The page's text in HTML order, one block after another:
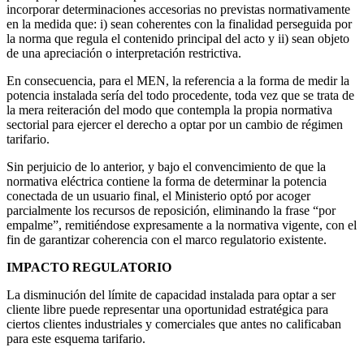
incorporar determinaciones accesorias no previstas normativamente
en la medida que: i) sean coherentes con la finalidad perseguida por
la norma que regula el contenido principal del acto y ii) sean objeto
de una apreciación o interpretación restrictiva.
En consecuencia, para el MEN, la referencia a la forma de medir la
potencia instalada sería del todo procedente, toda vez que se trata de
la mera reiteración del modo que contempla la propia normativa
sectorial para ejercer el derecho a optar por un cambio de régimen
tarifario.
Sin perjuicio de lo anterior, y bajo el convencimiento de que la
normativa eléctrica contiene la forma de determinar la potencia
conectada de un usuario final, el Ministerio optó por acoger
parcialmente los recursos de reposición, eliminando la frase “por
empalme”, remitiéndose expresamente a la normativa vigente, con el
fin de garantizar coherencia con el marco regulatorio existente.
IMPACTO REGULATORIO
La disminución del límite de capacidad instalada para optar a ser
cliente libre puede representar una oportunidad estratégica para
ciertos clientes industriales y comerciales que antes no calificaban
para este esquema tarifario.